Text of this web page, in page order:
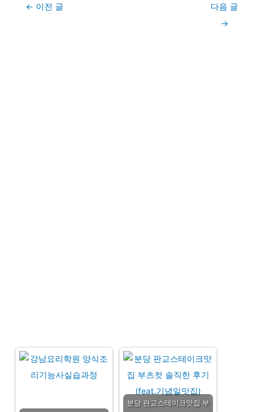
Post← 이전 글
다음 글
→
분당 판교스테이크맛집 부